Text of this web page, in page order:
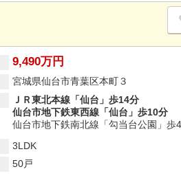
9,490万円
宮城県仙台市青葉区本町３
ＪＲ東北本線「仙台」歩14分
仙台市地下鉄東西線「仙台」歩10分
仙台市地下鉄南北線「勾当台公園」歩
3LDK
50戸